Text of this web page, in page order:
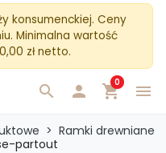
konsumenckiej. Ceny
Minimalna wartość
zł netto.
menu
search  shopping_cart
0
Ramki drewniane
partout